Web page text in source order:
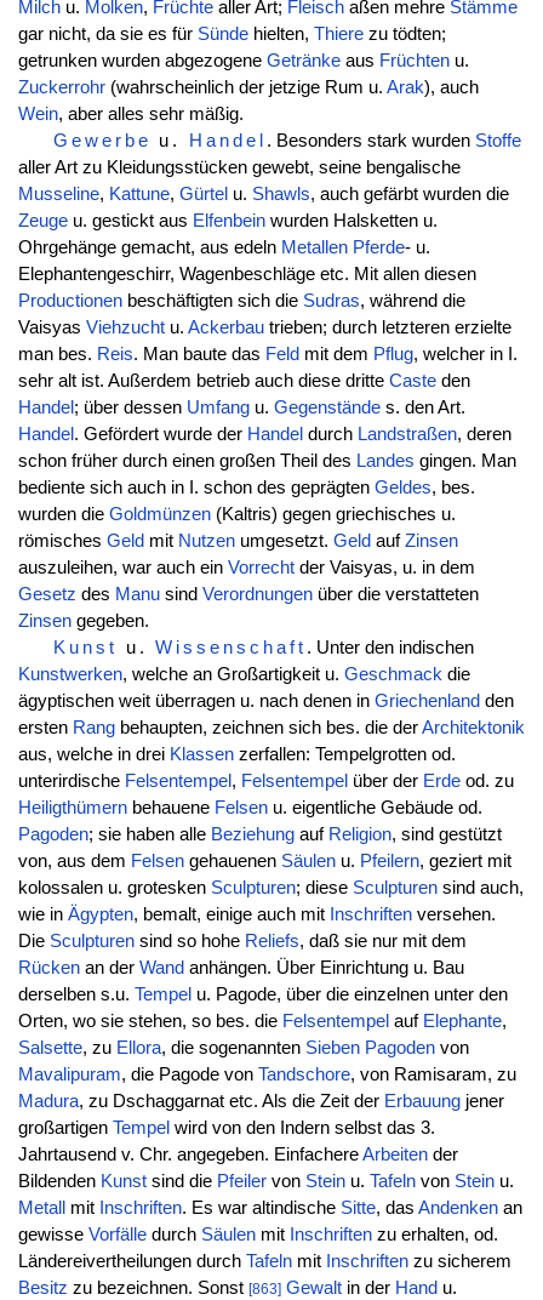
Milchu. Molken, Früchtealler Art; Fleischaßen mehre Stämme
gar nicht, da sie es für Sündehielten, Thierezu tödten;
getrunken wurden abgezogene Getränkeaus Früchtenu.
Zuckerrohr(wahrscheinlich der jetzige Rum u. Arak), auch
Wein, aber alles sehr mäßig.
Gewerbe
u. Handel . Besonders stark wurden Stoffe
aller Art zu Kleidungsstücken gewebt, seine bengalische
Musseline, Kattune, Gürtel u. Shawls, auch gefärbt wurden die
Zeugeu. gestickt aus Elfenbeinwurden Halsketten u.
Ohrgehänge gemacht, aus edeln Metallen Pferde- u.
Elephantengeschirr, Wagenbeschläge etc. Mit allen diesen
Productionenbeschäftigten sich die Sudras, während die
Vaisyas Viehzuchtu. Ackerbautrieben; durch letzteren erzielte
man bes. Reis. Man baute das Feld mit dem Pflug, welcher in I.
sehr alt ist. Außerdem betrieb auch diese dritte Casteden
Handel ; über dessen Umfangu. Gegenständes. den Art.
Handel . Gefördert wurde der Handel durch Landstraßen, deren
schon früher durch einen großen Theil des Landes gingen. Man
bediente sich auch in I. schon des geprägten Geldes, bes.
wurden die Goldmünzen(Kaltris) gegen griechisches u.
römisches Geld mit Nutzenumgesetzt. Geld aufZinsen
auszuleihen, war auch ein Vorrechtder Vaisyas, u. in dem
Gesetz des Manusind Verordnungenüber die verstatteten
Zinsengegeben.
Kunst
u.Wissenschaft . Unter den indischen
Kunstwerken, welche an Großartigkeit u. Geschmackdie
ägyptischen weit überragen u. nach denen in Griechenland den
ersten Rangbehaupten, zeichnen sich bes. die derArchitektonik
aus, welche in drei Klassenzerfallen: Tempelgrotten od.
unterirdische Felsentempel , Felsentempel über der Erdeod. zu
Heiligthümernbehauene Felsenu. eigentliche Gebäude od.
Pagoden; sie haben alle Beziehungauf Religion, sind gestützt
von, aus dem Felsengehauenen Säulenu. Pfeilern, geziert mit
kolossalen u. grotesken Sculpturen; diese Sculpturensind auch,
wie in Ägypten, bemalt, einige auch mit Inschriftenversehen.
Die Sculpturensind so hohe Reliefs, daß sie nur mit dem
Rückenan der Wand anhängen. Über Einrichtung u. Bau
derselben s.u. Tempel u. Pagode, über die einzelnen unter den
Orten, wo sie stehen, so bes. die Felsentempel auf Elephante,
Salsette, zu Ellora, die sogenannten Sieben Pagodenvon
Mavalipuram, die Pagode von Tandschore, von Ramisaram, zu
Madura, zu Dschaggarnat etc. Als die Zeit der Erbauungjener
großartigen Tempel wird von den Indern selbst das 3.
Jahrtausend v. Chr. angegeben. EinfachereArbeitender
Bildenden Kunstsind die Pfeilervon Steinu. Tafelnvon Steinu.
Metall
mit Inschriften. Es war altindische Sitte, das Andenkenan
gewisse Vorfälledurch Säulenmit Inschriftenzu erhalten, od.
Ländereivertheilungen durch Tafelnmit Inschriftenzu sicherem
Besitz zu bezeichnen. Sonst [863] Gewaltin der Hand u.